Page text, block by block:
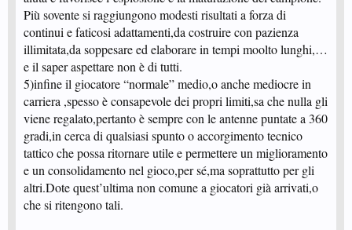
Più sovente si raggiungono modesti risultati a forza di
continui e faticosi adattamenti,da costruire con pazienza
illimitata,da soppesare ed elaborare in tempi moolto lunghi,…
e il saper aspettare non è di tutti.
5)infine il giocatore “normale” medio,o anche mediocre in
carriera ,spesso è consapevole dei propri limiti,sa che nulla gli
viene regalato,pertanto è sempre con le antenne puntate a 360
gradi,in cerca di qualsiasi spunto o accorgimento tecnico
tattico che possa ritornare utile e permettere un miglioramento
e un consolidamento nel gioco,per sé,ma soprattutto per gli
altri.Dote quest’ultima non comune a giocatori già arrivati,o
che si ritengono tali.